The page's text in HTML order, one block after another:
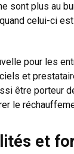
sont plus au
celui-ci
pour les
et
être porteur
le
et